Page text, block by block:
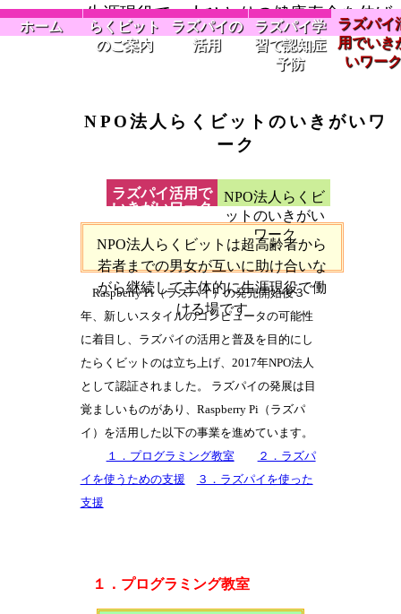
生涯現役で一人ひとりの健康寿命を伸ば
し、超高齢社会の財源不足や人手不足な
の課題解決へ
ホーム
らくビット
のご案内
ラズパイの
活用
ラズパイ学
習で認知症
予防
ラズパイ
用でいき
いワーク
NPO法人らくビットのいきがいワ
ーク
ラズパイ活用で
いきがいワーク
NPO法人らくビ
ットのいきがい
ワーク
NPO法人らくビットは超高齢者から
若者までの男女が互いに助け合いな
がら継続して主体的に生涯現役で働
ける場です
Raspberry Pi（ラズパイ）の発売開始後３
年、新しいスタイルのコンピュータの可能性
に着目し、ラズパイの活用と普及を目的にし
たらくビットのは立ち上げ、2017年NPO法人
として認証されました。 ラズパイの発展は目
覚ましいものがあり、Raspberry Pi（ラズパ
イ）を活用した以下の事業を進めています。
１．プログラミング教室
２．ラズパ
イを使うための支援
３．ラズパイを使った
支援
１．プログラミング教室